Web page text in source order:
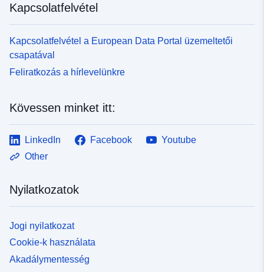
Kapcsolatfelvétel
Kapcsolatfelvétel a European Data Portal üzemeltetői
csapatával
Feliratkozás a hírlevelünkre
Kövessen minket itt:
LinkedIn Facebook
Youtube
Other
Nyilatkozatok
Jogi nyilatkozat
Cookie-k használata
Akadálymentesség